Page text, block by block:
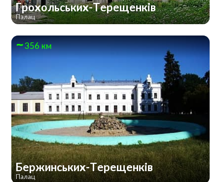
Грохольських-Терещенків
Палац
356 км
Бержинських-Терещенків
Палац